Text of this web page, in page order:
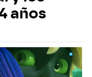
años